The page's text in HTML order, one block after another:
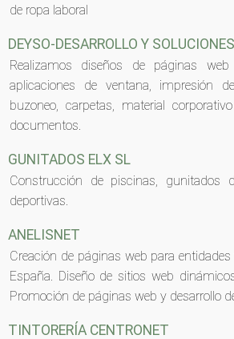
de ropa laboral
DEYSO-DESARROLLO Y SOLUCIONES
Realizamos diseños de páginas
aplicaciones de ventana, impresión
buzoneo, carpetas, material
documentos.
GUNITADOS ELX SL
Construcción de piscinas, gunitados
deportivas.
ANELISNET
Creación de páginas web para
España. Diseño de sitios web
Promoción de páginas web y desarrollo
TINTORERÍA CENTRONET